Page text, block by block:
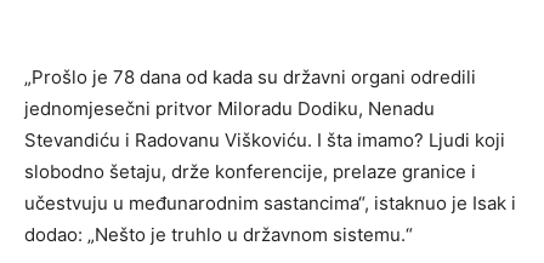
„Prošlo je 78 dana od kada su državni organi odredili
jednomjesečni pritvor Miloradu Dodiku, Nenadu
Stevandiću i Radovanu Viškoviću. I šta imamo? Ljudi koji
slobodno šetaju, drže konferencije, prelaze granice i
učestvuju u međunarodnim sastancima“, istaknuo je Isak i
dodao: „Nešto je truhlo u državnom sistemu.“